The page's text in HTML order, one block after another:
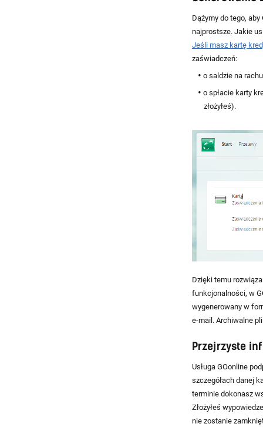
Dążymy do tego,
najprostsze. Jakie
Jeśli masz kartę
zaświadczeń:
o saldzie na
o spłacie karty
złożyłeś).
Dzięki temu
funkcjonalności, w
wygenerowany w
e-mail. Archiwalne
Przejrzyste
Usługa GOonline
szczegółach danej
terminie dokonasz
Złożyłeś
nie zostanie